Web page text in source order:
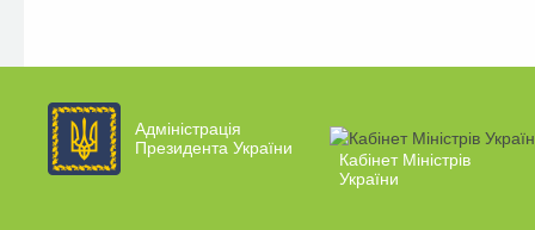
Адміністрація
Президента України
Кабінет Міністрів
України